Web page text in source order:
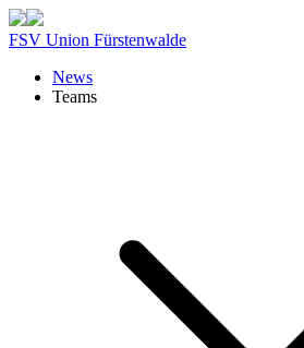
FSV Union Fürstenwalde
News
Teams